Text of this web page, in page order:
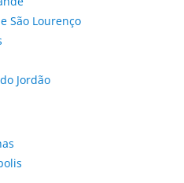
São Lourenço
Jordão